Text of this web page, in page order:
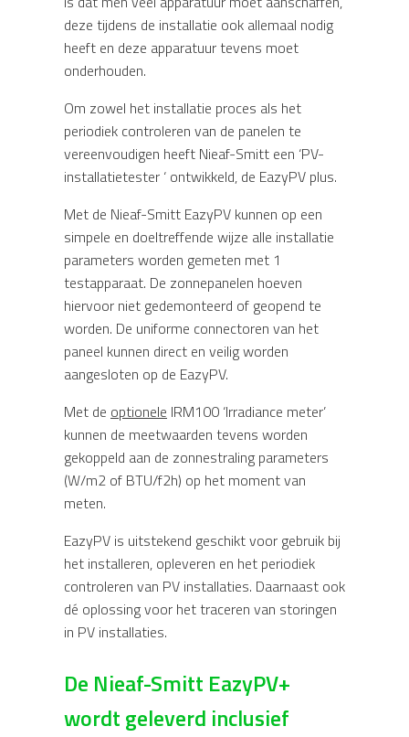
deze tijdens de installatie ook allemaal nodig
heeft en deze apparatuur tevens moet
onderhouden.
Om zowel het installatie proces als het
periodiek controleren van de panelen te
vereenvoudigen heeft Nieaf-Smitt een ‘PV-
installatietester ‘ ontwikkeld, de EazyPV plus.
Met de Nieaf-Smitt EazyPV kunnen op een
simpele en doeltreffende wijze alle installatie
parameters worden gemeten met 1
testapparaat. De zonnepanelen hoeven
hiervoor niet gedemonteerd of geopend te
worden. De uniforme connectoren van het
paneel kunnen direct en veilig worden
aangesloten op de EazyPV.
Met de optionele IRM100 ‘Irradiance meter’
kunnen de meetwaarden tevens worden
gekoppeld aan de zonnestraling parameters
(W/m2 of BTU/f2h) op het moment van
meten.
EazyPV is uitstekend geschikt voor gebruik bij
het installeren, opleveren en het periodiek
controleren van PV installaties. Daarnaast ook
dé oplossing voor het traceren van storingen
in PV installaties.
De Nieaf-Smitt EazyPV+
wordt geleverd inclusief